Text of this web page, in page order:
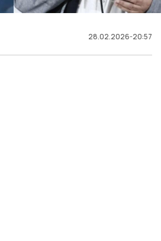
28.02.2026-20:57